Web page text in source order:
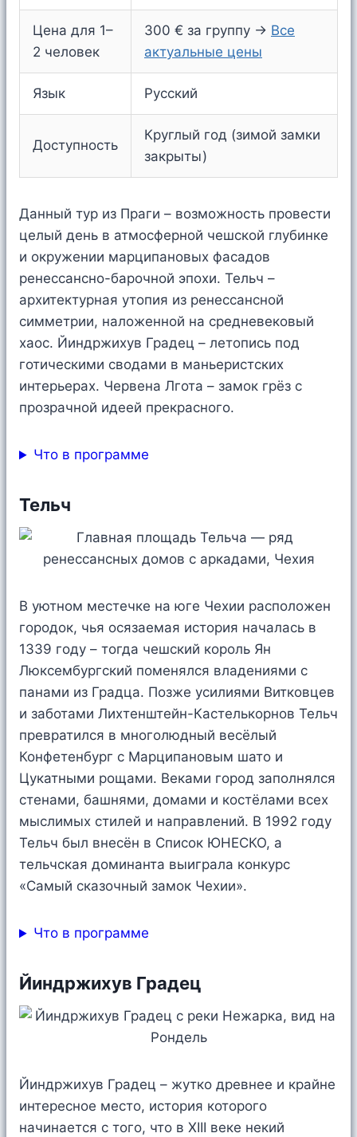
Цена для 1–
2 человек
300 € за группу → Все
актуальные цены
Язык Русский
Доступность
Круглый год (зимой замки
закрыты)
Данный тур из Праги – возможность провести
целый день в атмосферной чешской глубинке
и окружении марципановых фасадов
ренессансно-барочной эпохи. Тельч –
архитектурная утопия из ренессансной
симметрии, наложенной на средневековый
хаос. Йиндржихув Градец – летопись под
готическими сводами в маньеристских
интерьерах. Червена Лгота – замок грёз с
прозрачной идеей прекрасного.
Что в программе
Тельч
В уютном местечке на юге Чехии расположен
городок, чья осязаемая история началась в
1339 году – тогда чешский король Ян
Люксембургский поменялся владениями с
панами из Градца. Позже усилиями Витковцев
и заботами Лихтенштейн-Кастелькорнов Тельч
превратился в многолюдный весёлый
Конфетенбург с Марципановым шато и
Цукатными рощами. Веками город заполнялся
стенами, башнями, домами и костёлами всех
мыслимых стилей и направлений. В 1992 году
Тельч был внесён в Список ЮНЕСКО, а
тельчская доминанта выиграла конкурс
«Самый сказочный замок Чехии».
Что в программе
Йиндржихув Градец
Йиндржихув Градец – жутко древнее и крайне
интересное место, история которого
начинается с того, что в XIII веке некий